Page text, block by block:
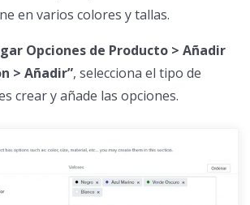
en varios colores y tallas.
Opciones de Producto > Añadir
> Añadir”, selecciona el tipo de
crear y añade las opciones.